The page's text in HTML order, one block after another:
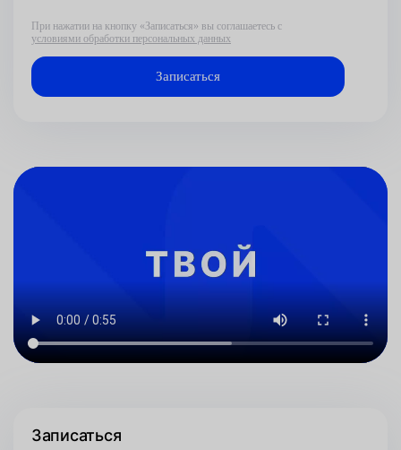
При нажатии на кнопку «Записаться» вы соглашаетесь с
условиями обработки персональных данных
Записаться